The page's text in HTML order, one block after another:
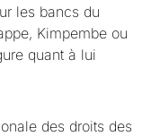
les bancs du
Kimpembe ou
quant à lui
des droits des